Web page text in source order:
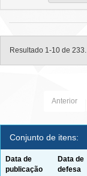
Resultado 1-10 de 233.
Anterior
Conjunto de itens:
Data de
publicação
Data de
defesa